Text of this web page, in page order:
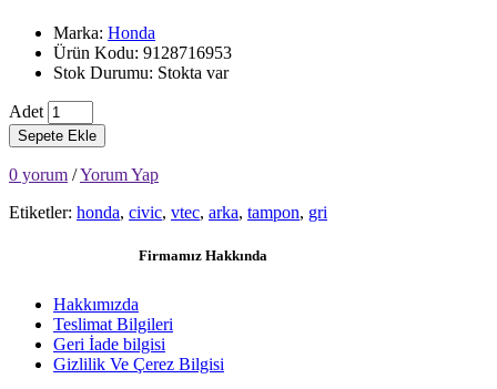
Marka: Honda
Ürün Kodu: 9128716953
Stok Durumu: Stokta var
Adet
Sepete Ekle
0 yorum /Yorum Yap
Etiketler: honda, civic, vtec, arka, tampon, gri
Firmamız Hakkında
Hakkımızda
Teslimat Bilgileri
Geri İade bilgisi
Gizlilik Ve Çerez Bilgisi